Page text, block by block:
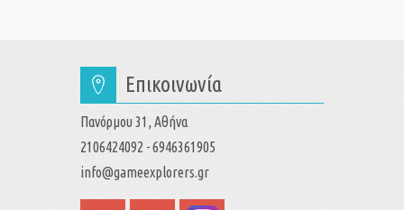
Επικοινωνία
Πανόρμου 31, Αθήνα
2106424092 - 6946361905
info@gameexplorers.gr